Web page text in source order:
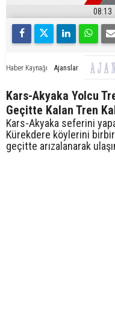
08:13
Haber Kaynağı Ajanslar
Kars-Akyaka Yolcu
Geçitte Kalan Tren
Kars-Akyaka seferini
Kürekdere köylerini
geçitte arızalanarak